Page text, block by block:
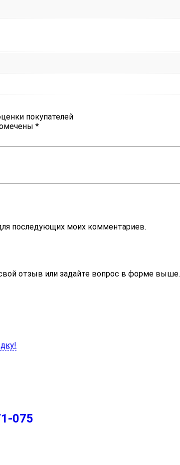
покупателей
*
последующих моих комментариев.
отзыв или задайте вопрос в форме выше.
075